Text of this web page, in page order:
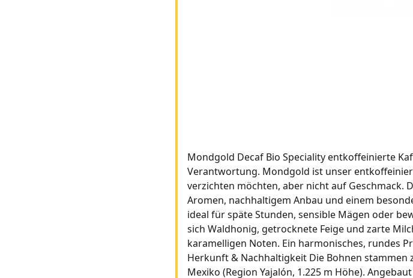
Mondgold Decaf Bio Speciality entkoffeinierte
Verantwortung. Mondgold ist unser
verzichten möchten, aber nicht auf Geschmack.
Aromen, nachhaltigem Anbau und einem
ideal für späte Stunden, sensible Mägen oder
sich Waldhonig, getrocknete Feige und zarte
karamelligen Noten. Ein harmonisches, rundes
Herkunft & Nachhaltigkeit Die Bohnen stammen
Mexiko (Region Yajalón, 1.225 m Höhe).